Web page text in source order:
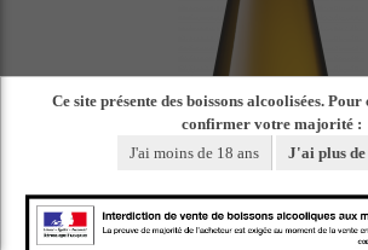
Ce site présente des boissons alcoolisées.
confirmer votre majorité :
J'ai moins de 18 ans
J'ai plus de